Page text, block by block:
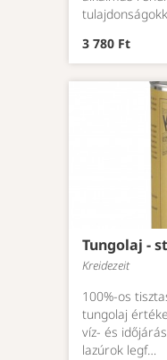
3 780 Ft
Tungolaj -
Kreidezeit
100%-os
tungolaj
víz- és
lazúrok legf…